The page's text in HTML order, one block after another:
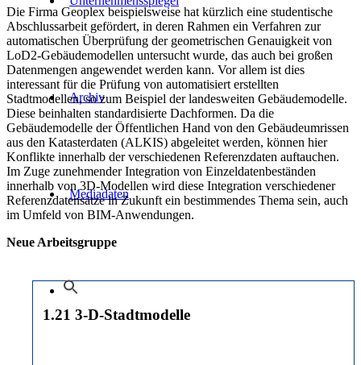
Archiv
Mediadaten
Die Firma Geoplex beispielsweise hat kürzlich eine studentische
Abschlussarbeit gefördert, in deren Rahmen ein Verfahren zur
automatischen Überprüfung der geometrischen Genauigkeit von
LoD2-Gebäudemodellen untersucht wurde, das auch bei großen
Datenmengen angewendet werden kann. Vor allem ist dies
interessant für die Prüfung von automatisiert erstellten
Stadtmodellen, so zum Beispiel der landesweiten Gebäudemodelle.
Diese beinhalten standardisierte Dachformen. Da die
Gebäudemodelle der Öffentlichen Hand von den Gebäudeumrissen
aus den Katasterdaten (ALKIS) abgeleitet werden, können hier
Konflikte innerhalb der verschiedenen Referenzdaten auftauchen.
Im Zuge zunehmender Integration von Einzeldatenbeständen
innerhalb von 3D-Modellen wird diese Integration verschiedener
Referenzdatensätze in Zukunft ein bestimmendes Thema sein, auch
im Umfeld von BIM-Anwendungen.
Neue Arbeitsgruppe
1.21 3-D-Stadtmodelle